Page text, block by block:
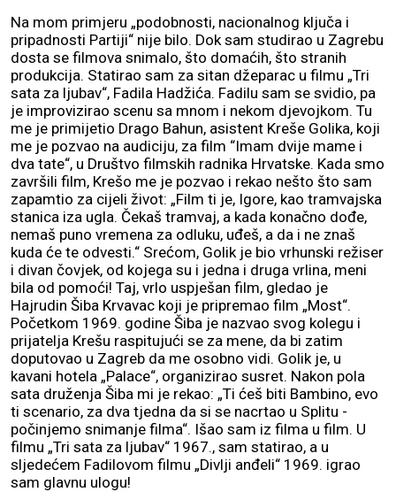
Na mom primjeru „podobnosti, nacionalnog ključa i
pripadnosti Partiji“ nije bilo. Dok sam studirao u Zagrebu
dosta se filmova snimalo, što domaćih, što stranih
produkcija. Statirao sam za sitan džeparac u filmu „Tri
sata za ljubav“, Fadila Hadžića. Fadilu sam se svidio, pa
je improvizirao scenu sa mnom i nekom djevojkom. Tu
me je primijetio Drago Bahun, asistent Kreše Golika, koji
me je pozvao na audiciju, za film “Imam dvije mame i
dva tate“, u Društvo filmskih radnika Hrvatske. Kada smo
završili film, Krešo me je pozvao i rekao nešto što sam
zapamtio za cijeli život: „Film ti je, Igore, kao tramvajska
stanica iza ugla. Čekaš tramvaj, a kada konačno dođe,
nemaš puno vremena za odluku, uđeš, a da i ne znaš
kuda će te odvesti.“ Srećom, Golik je bio vrhunski režiser
i divan čovjek, od kojega su i jedna i druga vrlina, meni
bila od pomoći! Taj, vrlo uspješan film, gledao je
Hajrudin Šiba Krvavac koji je pripremao film „Most“.
Početkom 1969. godine Šiba je nazvao svog kolegu i
prijatelja Krešu raspitujući se za mene, da bi zatim
doputovao u Zagreb da me osobno vidi. Golik je, u
kavani hotela „Palace“, organizirao susret. Nakon pola
sata druženja Šiba mi je rekao: „Ti ćeš biti Bambino, evo
ti scenario, za dva tjedna da si se nacrtao u Splitu -
počinjemo snimanje filma“. Išao sam iz filma u film. U
filmu „Tri sata za ljubav“ 1967., sam statirao, a u
sljedećem Fadilovom filmu „Divlji anđeli“ 1969. igrao
sam glavnu ulogu!